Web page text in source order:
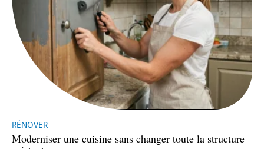
RÉNOVER
Moderniser une cuisine sans changer toute la structure